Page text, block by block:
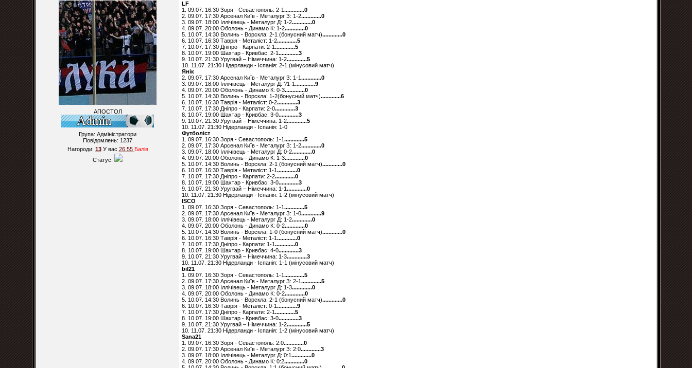
АПОСТОЛ
Група: Адміністратори
Повідомлень: 1237
Нагороди: 13У вас 26.55 Балiв
Статус:
LF
1. 09.07. 16:30 Зоря - Севастополь: 2-1.............0
2. 09.07. 17:30 Арсенал Київ - Металург З: 1-2.............0
3. 09.07. 18:00 Іллічівець - Металург Д: 1-2.............0
4. 09.07. 20:00 Оболонь - Динамо К: 1-2.............0
5. 10.07. 14:30 Волинь - Ворскла: 2-1 (бонусний матч).............0
6. 10.07. 16:30 Таврія - Металіст: 1-2.............5
7. 10.07. 17:30 Дніпро - Карпати: 2-1.............5
8. 10.07. 19:00 Шахтар - Кривбас: 2-1.............3
9. 10.07. 21:30 Уругвай – Німеччина: 1-2.............5
10. 11.07. 21:30 Нідерланди - Іспанія: 2-1 (мінусовий матч)
Янік
2. 09.07. 17:30 Арсенал Київ - Металург З: 1-1.............0
3. 09.07. 18:00 Іллічівець - Металург Д: ?1-1.............9
4. 09.07. 20:00 Оболонь - Динамо К: 0-3.............0
5. 10.07. 14:30 Волинь - Ворскла: 1-2(бонусний матч).............6
6. 10.07. 16:30 Таврія - Металіст: 0-2.............3
7. 10.07. 17:30 Дніпро - Карпати: 2-0.............3
8. 10.07. 19:00 Шахтар - Кривбас: 3-0.............3
9. 10.07. 21:30 Уругвай – Німеччина: 1-2.............5
10. 11.07. 21:30 Нідерланди - Іспанія: 1-0
Футболіст
1. 09.07. 16:30 Зоря - Севастополь: 1-1.............5
2. 09.07. 17:30 Арсенал Київ - Металург З: 1-2.............0
3. 09.07. 18:00 Іллічівець - Металург Д: 0-2.............0
4. 09.07. 20:00 Оболонь - Динамо К: 1-3.............0
5. 10.07. 14:30 Волинь - Ворскла: 2-1 (бонусний матч).............0
6. 10.07. 16:30 Таврія - Металіст: 1-1.............0
7. 10.07. 17:30 Дніпро - Карпати: 2-2.............0
8. 10.07. 19:00 Шахтар - Кривбас: 3-0.............3
9. 10.07. 21:30 Уругвай – Німеччина: 1-1.............0
10. 11.07. 21:30 Нідерланди - Іспанія: 1-2 (мінусовий матч)
ISCO
1. 09.07. 16:30 Зоря - Севастополь: 1-1.............5
2. 09.07. 17:30 Арсенал Київ - Металург З: 1-0.............9
3. 09.07. 18:00 Іллічівець - Металург Д: 1-2.............0
4. 09.07. 20:00 Оболонь - Динамо К: 0-2.............0
5. 10.07. 14:30 Волинь - Ворскла: 1-0 (бонусний матч).............0
6. 10.07. 16:30 Таврія - Металіст: 1-1.............0
7. 10.07. 17:30 Дніпро - Карпати: 1-1.............0
8. 10.07. 19:00 Шахтар - Кривбас: 4-0.............3
9. 10.07. 21:30 Уругвай – Німеччина: 1-3.............3
10. 11.07. 21:30 Нідерланди - Іспанія: 1-1 (мінусовий матч)
bil21
1. 09.07. 16:30 Зоря - Севастополь: 1-1.............5
2. 09.07. 17:30 Арсенал Київ - Металург З: 2-1.............5
3. 09.07. 18:00 Іллічівець - Металург Д: 1-3.............0
4. 09.07. 20:00 Оболонь - Динамо К: 0-2.............0
5. 10.07. 14:30 Волинь - Ворскла: 2-1 (бонусний матч).............0
6. 10.07. 16:30 Таврія - Металіст: 0-1.............9
7. 10.07. 17:30 Дніпро - Карпати: 2-1.............5
8. 10.07. 19:00 Шахтар - Кривбас: 3-0.............3
9. 10.07. 21:30 Уругвай – Німеччина: 1-2.............5
10. 11.07. 21:30 Нідерланди - Іспанія: 1-2 (мінусовий матч)
Sana21
1. 09.07. 16:30 Зоря - Севастополь: 2:0.............0
2. 09.07. 17:30 Арсенал Київ - Металург З: 2:0.............3
3. 09.07. 18:00 Іллічівець - Металург Д: 0:1.............0
4. 09.07. 20:00 Оболонь - Динамо К: 0:2.............0